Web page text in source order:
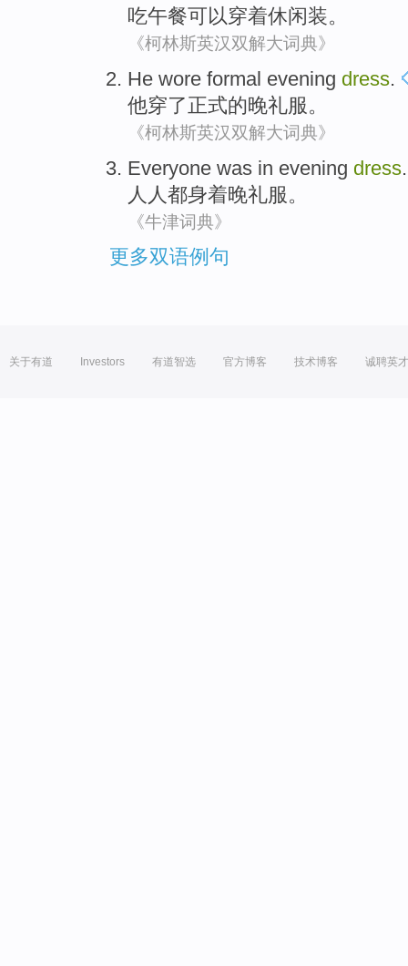
吃午餐可以穿着休闲装。
《柯林斯英汉双解大词典》
He wore formal evening dress.
他穿了正式的晚礼服。
《柯林斯英汉双解大词典》
Everyone was in evening dress.
人人都身着晚礼服。
《牛津词典》
更多双语例句
关于有道 Investors 有道智选 官方博客 技术博客 诚聘英才